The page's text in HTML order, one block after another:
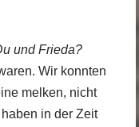
und Frieda?
Wir konnten
melken, nicht
in der Zeit